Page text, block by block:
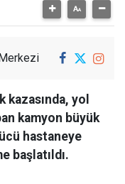
kazasında, yol
kamyon büyük
hastaneye
başlatıldı.